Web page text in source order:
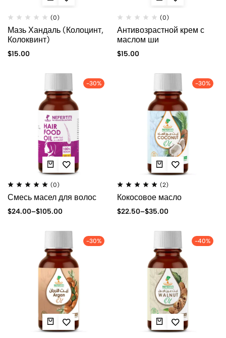
(0)
Мазь Хандаль (Колоцинт,
Колоквинт)
$15.00
(0)
Антивозрастной крем с
маслом ши
$15.00
-30%
(0)
Смесь масел для волос
$24.00–$105.00
-30%
(2)
Кокосовое масло
$22.50–$35.00
-30% -40%